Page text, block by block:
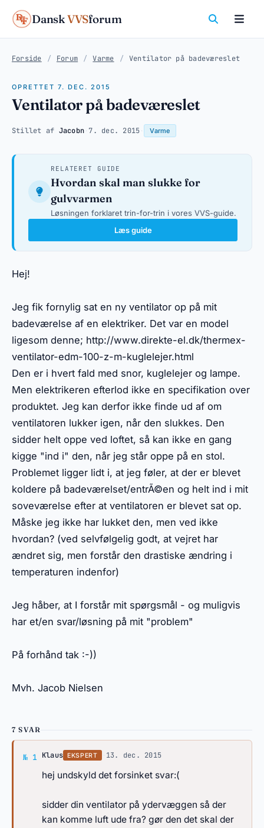
DanskVVSforum
Forside / Forum / Varme / Ventilator på badeværeslet
OPRETTET 7. DEC. 2015
Ventilator på badeværeslet
Stillet af Jacobn 7. dec. 2015 Varme
RELATERET GUIDE
Hvordan skal man slukke for
gulvvarmen
Løsningen forklaret trin-for-trin i vores VVS-guide.
Læs guide
Hej!
Jeg fik fornylig sat en ny ventilator op på mit
badeværelse af en elektriker. Det var en model
ligesom denne; http://www.direkte-el.dk/thermex-
ventilator-edm-100-z-m-kuglelejer.html
Den er i hvert fald med snor, kuglelejer og lampe.
Men elektrikeren efterlod ikke en specifikation over
produktet. Jeg kan derfor ikke finde ud af om
ventilatoren lukker igen, når den slukkes. Den
sidder helt oppe ved loftet, så kan ikke en gang
kigge "ind i" den, når jeg står oppe på en stol.
Problemet ligger lidt i, at jeg føler, at der er blevet
koldere på badeværelset/entrÃ©en og helt ind i mit
soveværelse efter at ventilatoren er blevet sat op.
Måske jeg ikke har lukket den, men ved ikke
hvordan? (ved selvfølgelig godt, at vejret har
ændret sig, men forstår den drastiske ændring i
temperaturen indenfor)
Jeg håber, at I forstår mit spørgsmål - og muligvis
har et/en svar/løsning på mit "problem"
På forhånd tak :-))
Mvh. Jacob Nielsen
7 SVAR
№ 1 Svar af Klaus
Klaus EKSPERT 13. dec. 2015
hej undskyld det forsinket svar:(
sidder din ventilator på ydervæggen så der
kan komme luft ude fra? gør den det skal der